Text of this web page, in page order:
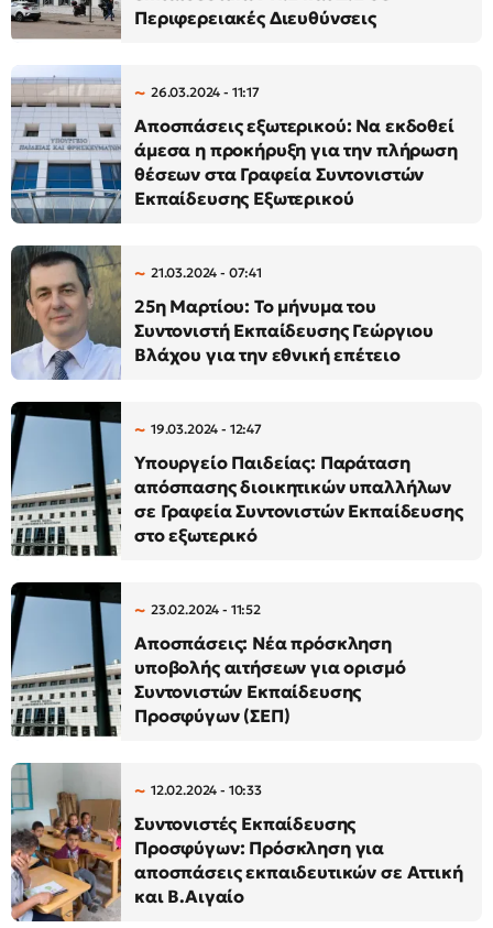
Περιφερειακές Διευθύνσεις
26.03.2024 - 11:17
Αποσπάσεις εξωτερικού: Να εκδοθεί
άμεσα η προκήρυξη για την πλήρωση
θέσεων στα Γραφεία Συντονιστών
Εκπαίδευσης Εξωτερικού
21.03.2024 - 07:41
25η Μαρτίου: Το μήνυμα του
Συντονιστή Εκπαίδευσης Γεώργιου
Βλάχου για την εθνική επέτειο
19.03.2024 - 12:47
Υπουργείο Παιδείας: Παράταση
απόσπασης διοικητικών υπαλλήλων
σε Γραφεία Συντονιστών Εκπαίδευσης
στο εξωτερικό
23.02.2024 - 11:52
Αποσπάσεις: Νέα πρόσκληση
υποβολής αιτήσεων για ορισμό
Συντονιστών Εκπαίδευσης
Προσφύγων (ΣΕΠ)
12.02.2024 - 10:33
Συντονιστές Εκπαίδευσης
Προσφύγων: Πρόσκληση για
αποσπάσεις εκπαιδευτικών σε Αττική
και Β.Αιγαίο